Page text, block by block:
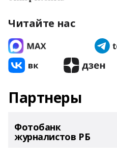
Читайте нас
Партнеры
Фотобанк
журналистов РБ